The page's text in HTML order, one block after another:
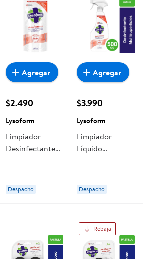
conveniente para ti y tu familia.
$2.490
Lysoform
Limpiador
Desinfectante
450 ml Lysoform
Despacho
Agregar
$3.990
Lysoform
Limpiador
Líquido
Gatillo 500 ml
Lysoform
Despacho
Agregar
Rebaja